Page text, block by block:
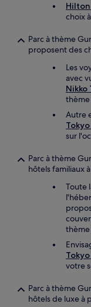
choix
Parc à thème
proposent des
Les
avec
Nikko
thème
Autre
sur
Parc à thème
hôtels familiaux
Toute
thème
votre
Parc à thème
hôtels de luxe à